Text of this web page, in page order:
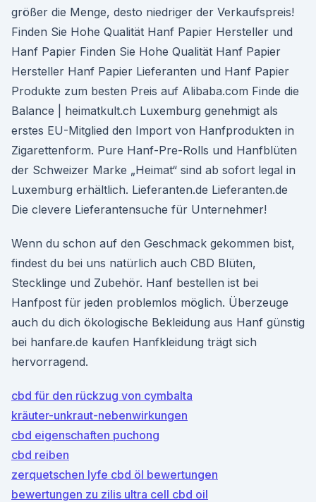
größer die Menge, desto niedriger der Verkaufspreis!
Finden Sie Hohe Qualität Hanf Papier Hersteller und
Hanf Papier Finden Sie Hohe Qualität Hanf Papier
Hersteller Hanf Papier Lieferanten und Hanf Papier
Produkte zum besten Preis auf Alibaba.com Finde die
Balance | heimatkult.ch Luxemburg genehmigt als
erstes EU-Mitglied den Import von Hanfprodukten in
Zigarettenform. Pure Hanf-Pre-Rolls und Hanfblüten
der Schweizer Marke „Heimat“ sind ab sofort legal in
Luxemburg erhältlich. Lieferanten.de Lieferanten.de
Die clevere Lieferantensuche für Unternehmer!
Wenn du schon auf den Geschmack gekommen bist,
findest du bei uns natürlich auch CBD Blüten,
Stecklinge und Zubehör. Hanf bestellen ist bei
Hanfpost für jeden problemlos möglich. Überzeuge
auch du dich ökologische Bekleidung aus Hanf günstig
bei hanfare.de kaufen Hanfkleidung trägt sich
hervorragend.
cbd für den rückzug von cymbalta
kräuter-unkraut-nebenwirkungen
cbd eigenschaften puchong
cbd reiben
zerquetschen lyfe cbd öl bewertungen
bewertungen zu zilis ultra cell cbd oil